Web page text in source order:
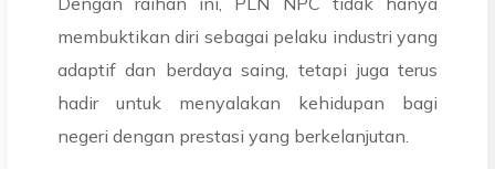
membuktikan diri sebagai pelaku industri yang
adaptif dan berdaya saing, tetapi juga terus
hadir untuk menyalakan kehidupan bagi
negeri dengan prestasi yang berkelanjutan.